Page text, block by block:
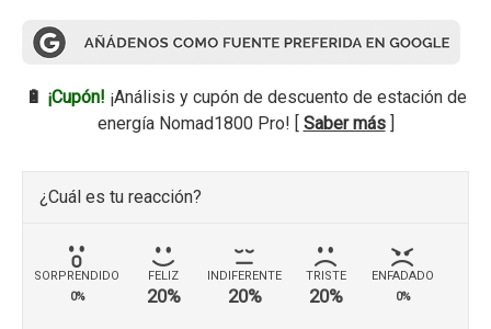
🔋 ¡Cupón! ¡Análisis y cupón de descuento de estación de
energía Nomad1800 Pro! [ Saber más]
¿Cuál es tu reacción?
SORPRENDIDO
0%
FELIZ
20%
INDIFERENTE
20%
TRISTE
20%
ENFADADO
0%